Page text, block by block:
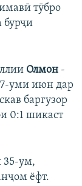
тӯбро
бурҷи
Олмон -
уми июн дар
баргузор
0:1 шикаст
35-ум,
ёфт.